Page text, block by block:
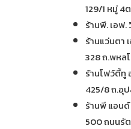
129/1 หมู่ 4
ร้านพี. เอฟ
ร้านแว่นตา
328 ถ.พหล
ร้านโฟว์ตี้ทู
425/8 ถ.อุ
ร้านพี แอน
500 ถนนรั